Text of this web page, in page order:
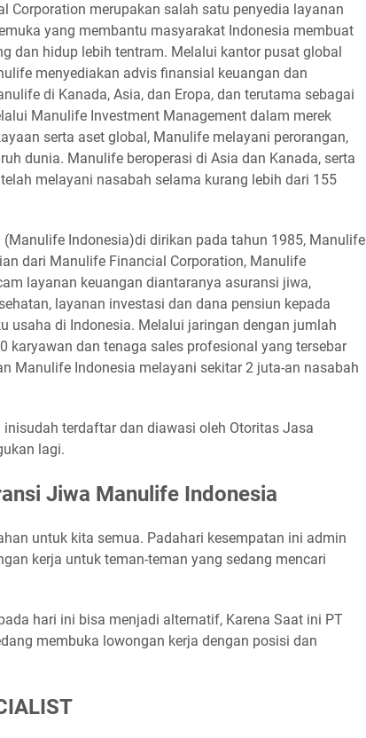
Corporation merupakan salah satu penyedia layanan
yang membantu masyarakat Indonesia membuat
dan hidup lebih tentram. Melalui kantor pusat global
menyediakan advis finansial keuangan dan
di Kanada, Asia, dan Eropa, dan terutama sebagai
Manulife Investment Management dalam merek
serta aset global, Manulife melayani perorangan,
dunia. Manulife beroperasi di Asia dan Kanada, serta
melayani nasabah selama kurang lebih dari 155
Indonesia)di dirikan pada tahun 1985, Manulife
dari Manulife Financial Corporation, Manulife
layanan keuangan diantaranya asuransi jiwa,
layanan investasi dan dana pensiun kepada
usaha di Indonesia. Melalui jaringan dengan jumlah
karyawan dan tenaga sales profesional yang tersebar
Manulife Indonesia melayani sekitar 2 juta-an nasabah
terdaftar dan diawasi oleh Otoritas Jasa
lagi.
Jiwa Manulife Indonesia
untuk kita semua. Padahari kesempatan ini admin
kerja untuk teman-teman yang sedang mencari
hari ini bisa menjadi alternatif, Karena Saat ini PT
membuka lowongan kerja dengan posisi dan